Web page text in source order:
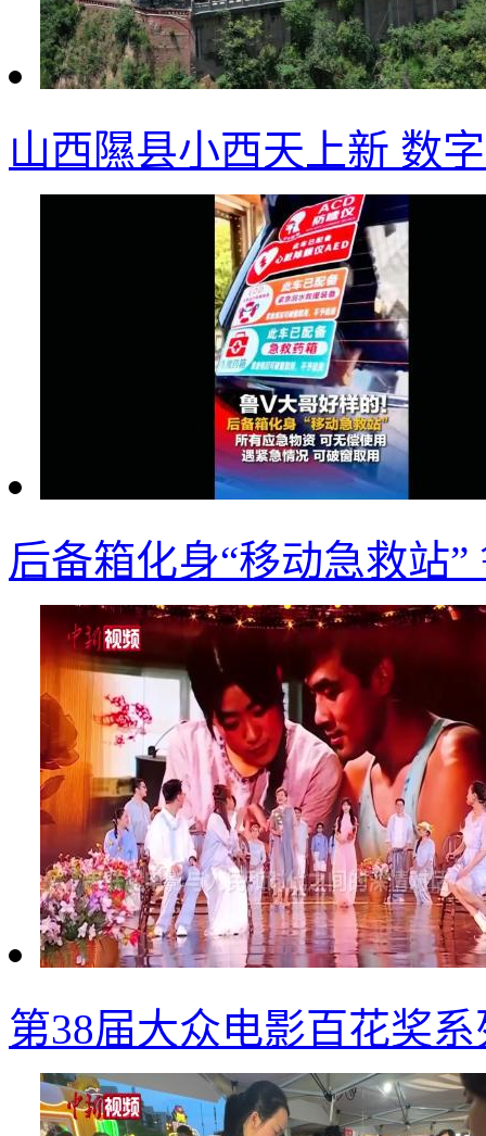
山西隰县小西天上新 数
后备箱化身“移动急救站
第38届大众电影百花奖